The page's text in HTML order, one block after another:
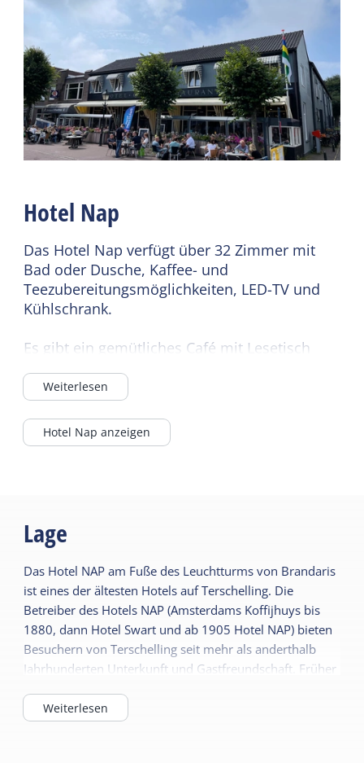
Schlafzimmer im EG
Zentralheizung
Nichtraucher
WiFi (privat)
Bettdecken
Wasserkocher
Weiterlesen
Gemeinsame
Einrichtungen
Frühstücksbuffet
Wifi (geteilt)
Weiterlesen
Hotel Nap
Das Hotel Nap verfügt über 32 Zimmer mit
Bad oder Dusche, Kaffee- und
Teezubereitungsmöglichkeiten, LED-TV und
Kühlschrank.
Es gibt ein gemütliches Café mit Lesetisch
Frühstücksraum, eine komplett renovierte
Terrasse am Brandarisplein und ein Solarium.
Im gesamten Hotel und auf der Terrasse
kostenlosem Internet zur Verfügung.
Das Hotel (1. Etage) verfügt über keinen
Aufzug, aber im Erdgeschoss befinden sich
fünf Zimmer. Neben dem Hotel (4m, aber mit
eigenem Eingang) befindet sich das
Nebengebäude.
Weiterlesen
Hotel Nap anzeigen
Lage
Das Hotel NAP am Fuße des Leuchtturms von Brandaris
ist eines der ältesten Hotels auf Terschelling. Die
Betreiber des Hotels NAP (Amsterdams Koffijhuys bis
1880, dann Hotel Swart und ab 1905 Hotel NAP) bieten
Besuchern von Terschelling seit mehr als anderthalb
Jahrhunderten Unterkunft und Gastfreundschaft. Früher
Zimmern, heute mit etwas mehr Komfort.
Weiterlesen